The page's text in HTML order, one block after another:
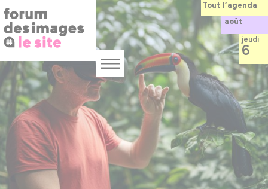
Panneau de gestion des cookies
au
contenu
principal
Menu
Tout l’agenda
août
jeudi
6